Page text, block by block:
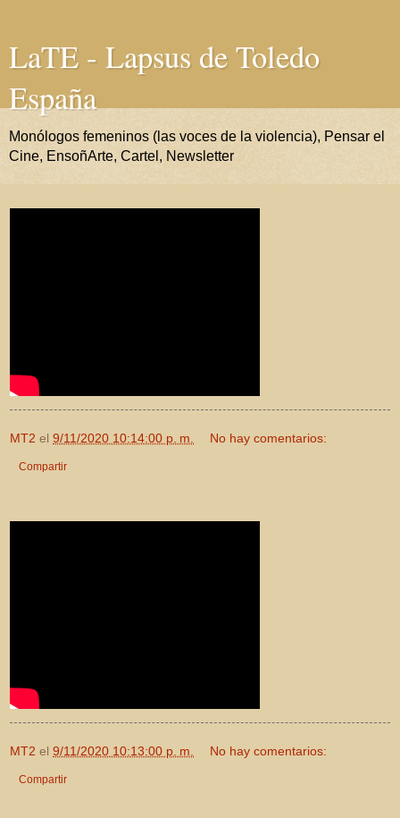
LaTE - Lapsus de Toledo
España
Monólogos femeninos (las voces de la violencia), Pensar el
Cine, EnsoñArte, Cartel, Newsletter
MT2 el 9/11/2020 10:14:00 p. m. No hay comentarios:
Compartir
MT2 el 9/11/2020 10:13:00 p. m. No hay comentarios:
Compartir